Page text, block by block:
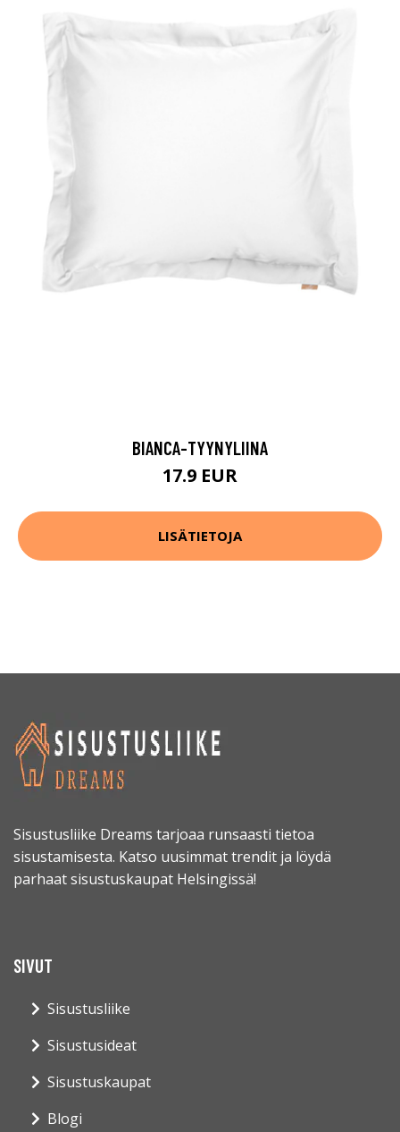
BIANCA-TYYNYLIINA
17.9 EUR
LISÄTIETOJA
Sisustusliike Dreams tarjoaa runsaasti tietoa
sisustamisesta. Katso uusimmat trendit ja löydä
parhaat sisustuskaupat Helsingissä!
SIVUT
Sisustusliike
Sisustusideat
Sisustuskaupat
Blogi